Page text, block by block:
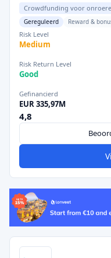
Crowdfunding voor
Gereguleerd Reward &
Risk Level
Medium
Risk Return Level
Good
Gefinancierd
EUR 335,97M
4,8